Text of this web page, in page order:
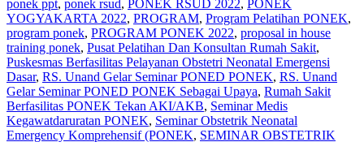
ponek ppt, ponek rsud, PONEK RSUD 2022, PONEK
YOGYAKARTA 2022, PROGRAM, Program Pelatihan PONEK,
program ponek, PROGRAM PONEK 2022, proposal in house
training ponek, Pusat Pelatihan Dan Konsultan Rumah Sakit,
Puskesmas Berfasilitas Pelayanan Obstetri Neonatal Emergensi
Dasar, RS. Unand Gelar Seminar PONED PONEK, RS. Unand
Gelar Seminar PONED PONEK Sebagai Upaya, Rumah Sakit
Berfasilitas PONEK Tekan AKI/AKB, Seminar Medis
Kegawatdaruratan PONEK, Seminar Obstetrik Neonatal
Emergency Komprehensif (PONEK, SEMINAR OBSTETRIK